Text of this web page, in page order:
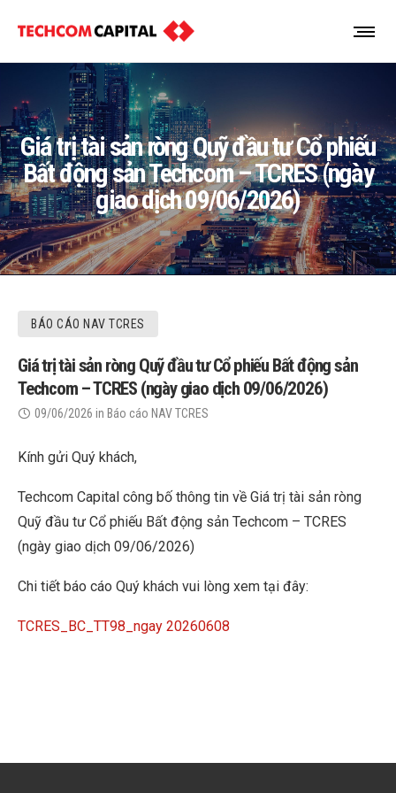
Giá trị tài sản ròng Quỹ đầu tư Cổ phiếu
Bất động sản Techcom – TCRES (ngày
giao dịch 09/06/2026)
BÁO CÁO NAV TCRES
Giá trị tài sản ròng Quỹ đầu tư Cổ phiếu Bất động sản
Techcom – TCRES (ngày giao dịch 09/06/2026)
09/06/2026 in Báo cáo NAV TCRES
Kính gửi Quý khách,
Techcom Capital công bố thông tin về Giá trị tài sản ròng
Quỹ đầu tư Cổ phiếu Bất động sản Techcom – TCRES
(ngày giao dịch 09/06/2026)
Chi tiết báo cáo Quý khách vui lòng xem tại đây:
TCRES_BC_TT98_ngay 20260608